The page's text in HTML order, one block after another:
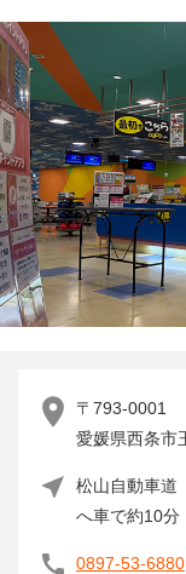
〒793-0001
愛媛県西条市
松山自動車
へ車で約10分
0897-53-6880